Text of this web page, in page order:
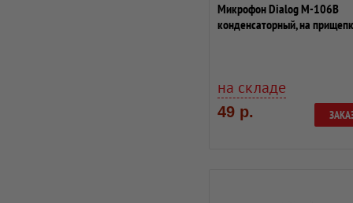
Микрофон Dialog M-106B
конденсаторный, на
на складе
49 р.